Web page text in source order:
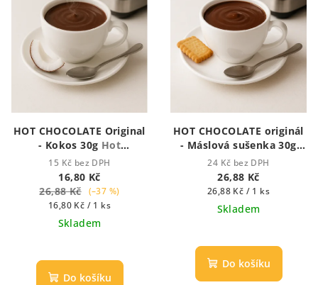
HOT CHOCOLATE Original
- Kokos 30g Hot
Chocolate - Houstnoucí
krémová čokoláda
15 Kč bez DPH
16,80 Kč
26,88 Kč
(–37 %)
Měrná
cena:
16,80 Kč / 1 ks
Skladem
hodnocení
produktu
Do košíku
HOT CHOCOLATE originál
- Máslová sušenka 30g
Hot chocolate -
Houstnoucí krémová
čokoláda
24 Kč bez DPH
26,88 Kč
Měrná
cena:
26,88 Kč / 1 ks
Skladem
Do košíku